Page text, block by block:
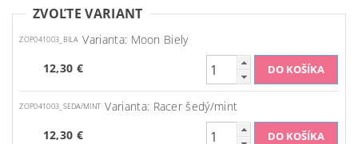
ZVOĽTE VARIANT
ZOP041003_BILA Varianta: Moon Biely
12,30 €
ZOP041003_SEDA/MINT Varianta: Racer šedý/mint
12,30 €